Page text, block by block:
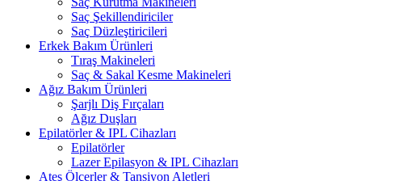
Saç Şekillendiriciler
Saç Düzleştiricileri
Erkek Bakım Ürünleri
Tıraş Makineleri
Saç & Sakal Kesme Makineleri
Ağız Bakım Ürünleri
Şarjlı Diş Fırçaları
Ağız Duşları
Epilatörler & IPL Cihazları
Epilatörler
Lazer Epilasyon & IPL Cihazları
Ateş Ölçerler & Tansiyon Aletleri